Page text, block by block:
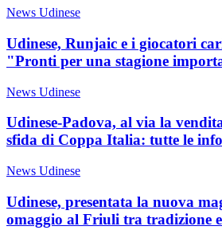
News Udinese
Udinese, Runjaic e i giocatori
"Pronti per una stagione
News Udinese
Udinese-Padova, al via la
sfida di Coppa Italia: tutte le
News Udinese
Udinese, presentata la nuova
omaggio al Friuli tra tradizione